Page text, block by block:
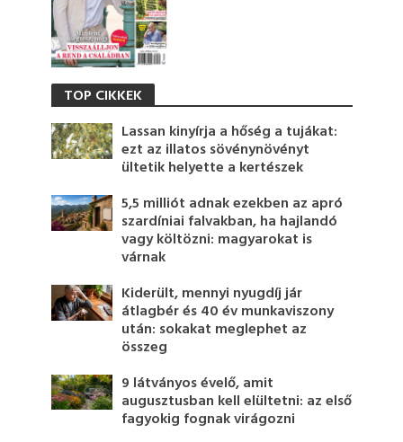
TOP CIKKEK
Lassan kinyírja a hőség a tujákat:
ezt az illatos sövénynövényt
ültetik helyette a kertészek
5,5 milliót adnak ezekben az apró
szardíniai falvakban, ha hajlandó
vagy költözni: magyarokat is
várnak
Kiderült, mennyi nyugdíj jár
átlagbér és 40 év munkaviszony
után: sokakat meglephet az
összeg
9 látványos évelő, amit
augusztusban kell elültetni: az első
fagyokig fognak virágozni